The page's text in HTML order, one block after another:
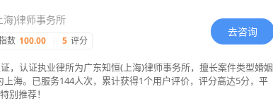
海)律师事务所
数 100.00 5 评分
去咨询
，认证执业律所为广东知恒(上海)律师事务所，擅长案件类型婚姻
海。已服务144人次，累计获得1个用户评价，评分高达5分，平
别推荐！